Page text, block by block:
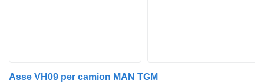
Asse VH09 per camion MAN TGM